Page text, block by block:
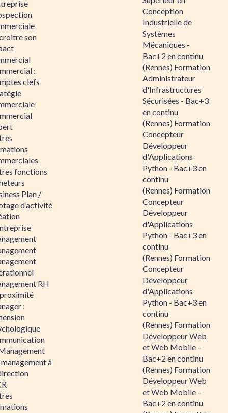
son
:
clefs
fonctions
Plan /
d’activité
RH
:
à
Conception
Industrielle de
Systèmes
Mécaniques -
Bac+2 en continu
(Rennes) Formation
Administrateur
d'Infrastructures
Sécurisées - Bac+3
en continu
(Rennes) Formation
Concepteur
Développeur
d'Applications
Python - Bac+3 en
continu
(Rennes) Formation
Concepteur
Développeur
d'Applications
Python - Bac+3 en
continu
(Rennes) Formation
Concepteur
Développeur
d'Applications
Python - Bac+3 en
continu
(Rennes) Formation
Développeur Web
et Web Mobile –
Bac+2 en continu
(Rennes) Formation
Développeur Web
et Web Mobile –
Bac+2 en continu